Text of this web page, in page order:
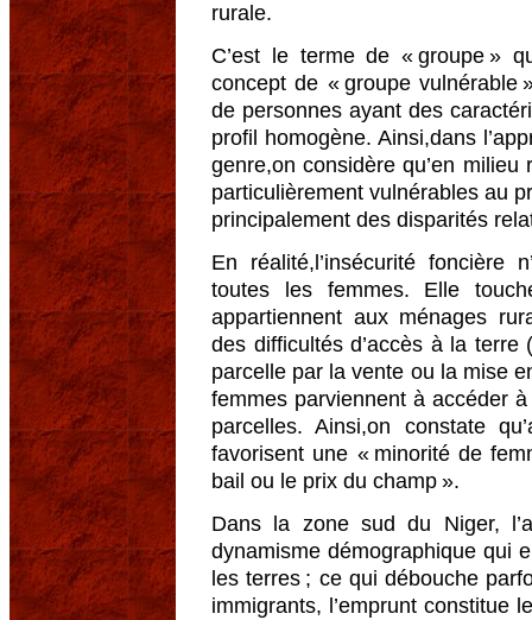
rurale.
C’est le terme de « groupe »
concept de « groupe vulnérable
de personnes ayant des
profil homogène. Ainsi,dans
genre,on considère qu’en
particulièrement vulnérables au
principalement des disparités
En réalité,l’insécurité foncière
toutes les femmes. Elle
appartiennent aux ménages
des difficultés d’accès à la
parcelle par la vente ou la mise
femmes parviennent à accéder
parcelles. Ainsi,on constate
favorisent une « minorité de
bail ou le prix du champ ».
Dans la zone sud du Niger,
dynamisme démographique qui
les terres ; ce qui débouche
immigrants, l’emprunt constitue